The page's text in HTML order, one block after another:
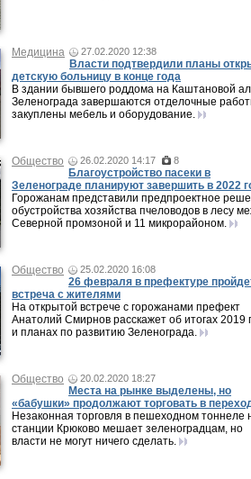
Медицина 27.02.2020 12:38
Власти подтвердили планы
детскую больницу в конце года
В здании бывшего роддома на Каштановой
Зеленограда завершаются отделочные
закуплены мебель и оборудование.
Общество 26.02.2020 14:17 8
Благоустройство пасеки в
Зеленограде планируют завершить в 2022
Горожанам представили предпроектное
обустройства хозяйства пчеловодов в лесу
Северной промзоной и 11 микрорайоном.
Общество 25.02.2020 16:08
26 февраля в префектуре
встреча с жителями
На открытой встрече с горожанами префект
Анатолий Смирнов расскажет об итогах 2019
и планах по развитию Зеленограда.
Общество 20.02.2020 18:27
Места на рынке выделены, но
«бабушки» продолжают торговать в
Незаконная торговля в пешеходном тоннеле
станции Крюково мешает зеленоградцам, но
власти не могут ничего сделать.